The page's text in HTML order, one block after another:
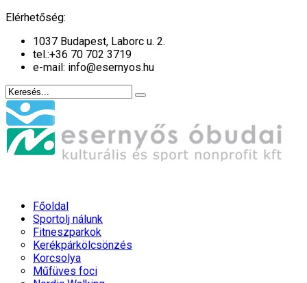
Elérhetőség:
1037 Budapest, Laborc u. 2.
tel.:+36 70 702 3719
e-mail: info@esernyos.hu
Főoldal
Sportolj nálunk
Fitneszparkok
Kerékpárkölcsönzés
Korcsolya
Műfüves foci
év
hónap
év
hónap